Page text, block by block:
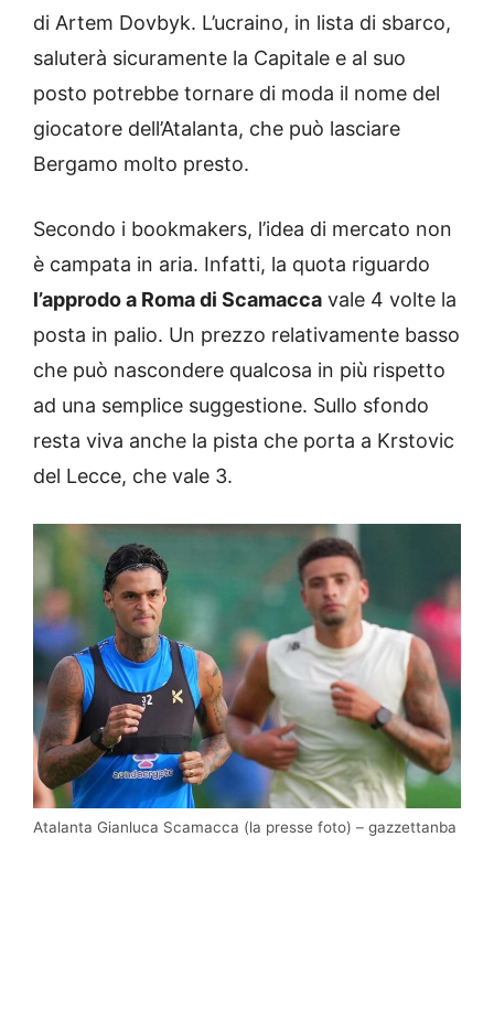
di Artem Dovbyk. L’ucraino, in lista di sbarco,
saluterà sicuramente la Capitale e al suo
posto potrebbe tornare di moda il nome del
giocatore dell’Atalanta, che può lasciare
Bergamo molto presto.
Secondo i bookmakers, l’idea di mercato non
è campata in aria. Infatti, la quota riguardo
l’approdo a Roma di Scamacca vale 4 volte la
posta in palio. Un prezzo relativamente basso
che può nascondere qualcosa in più rispetto
ad una semplice suggestione. Sullo sfondo
resta viva anche la pista che porta a Krstovic
del Lecce, che vale 3.
Atalanta Gianluca Scamacca (la presse foto) – gazzettanba